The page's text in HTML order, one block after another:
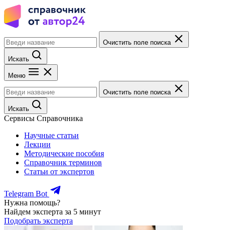
Очистить поле поиска
Искать
Меню
Очистить поле поиска
Искать
Сервисы Справочника
Научные статьи
Лекции
Методические пособия
Справочник терминов
Статьи от экспертов
Telegram Bot
Нужна помощь?
Найдем эксперта за 5 минут
Подобрать эксперта